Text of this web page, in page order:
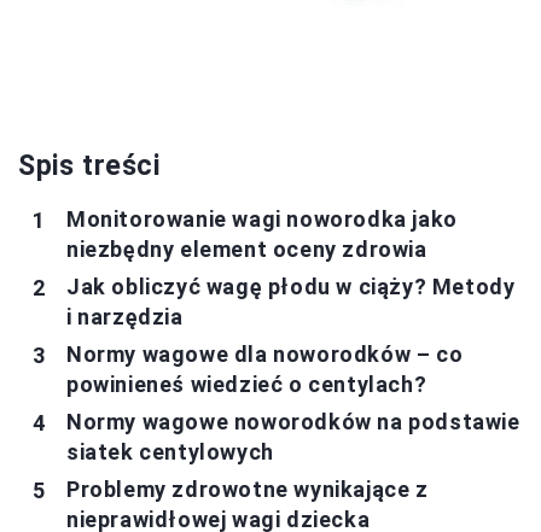
Spis treści
Monitorowanie wagi noworodka jako
niezbędny element oceny zdrowia
Jak obliczyć wagę płodu w ciąży? Metody
i narzędzia
Normy wagowe dla noworodków – co
powinieneś wiedzieć o centylach?
Normy wagowe noworodków na podstawie
siatek centylowych
Problemy zdrowotne wynikające z
nieprawidłowej wagi dziecka